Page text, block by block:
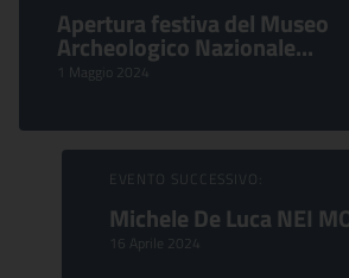
Apertura festiva del Museo
Archeologico Nazionale...
1 Maggio 2024
EVENTO SUCCESSIVO:
Michele De Luca NEI
16 Aprile 2024